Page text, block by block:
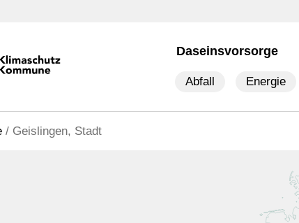
Daseinsvorsorge
Abfall Energie
/ Geislingen, Stadt